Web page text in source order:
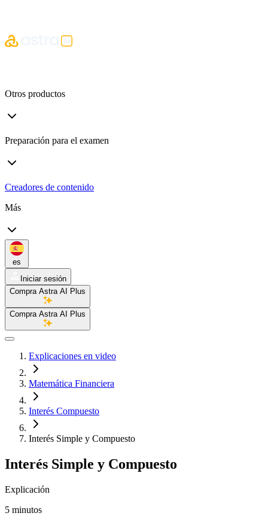
Otros productos
Preparación para el examen
Creadores de contenido
Más
es
Iniciar sesión
Compra Astra AI Plus
Compra Astra AI Plus
Explicaciones en video
Matemática Financiera
Interés Compuesto
Interés Simple y Compuesto
Interés Simple y Compuesto
Explicación
5 minutos